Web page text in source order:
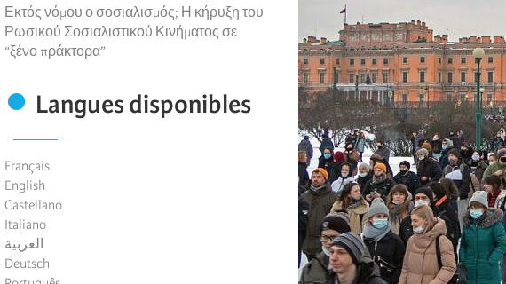
Εκτός νόμου ο σοσιαλισμός; Η κήρυξη του
Ρωσικού Σοσιαλιστικού Κινήματος σε
“ξένο πράκτορα”
Langues disponibles
Français
English
Castellano
Italiano
العربية
Deutsch